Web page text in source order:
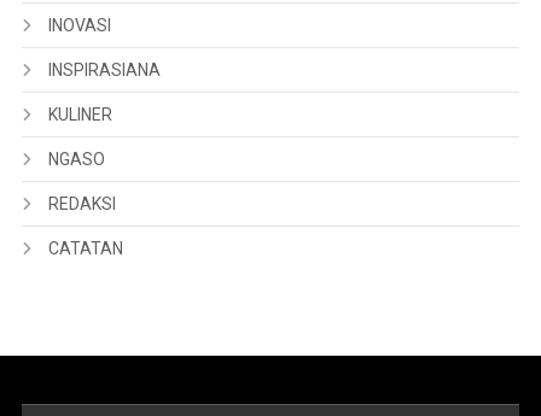
INOVASI
INSPIRASIANA
KULINER
NGASO
REDAKSI
CATATAN